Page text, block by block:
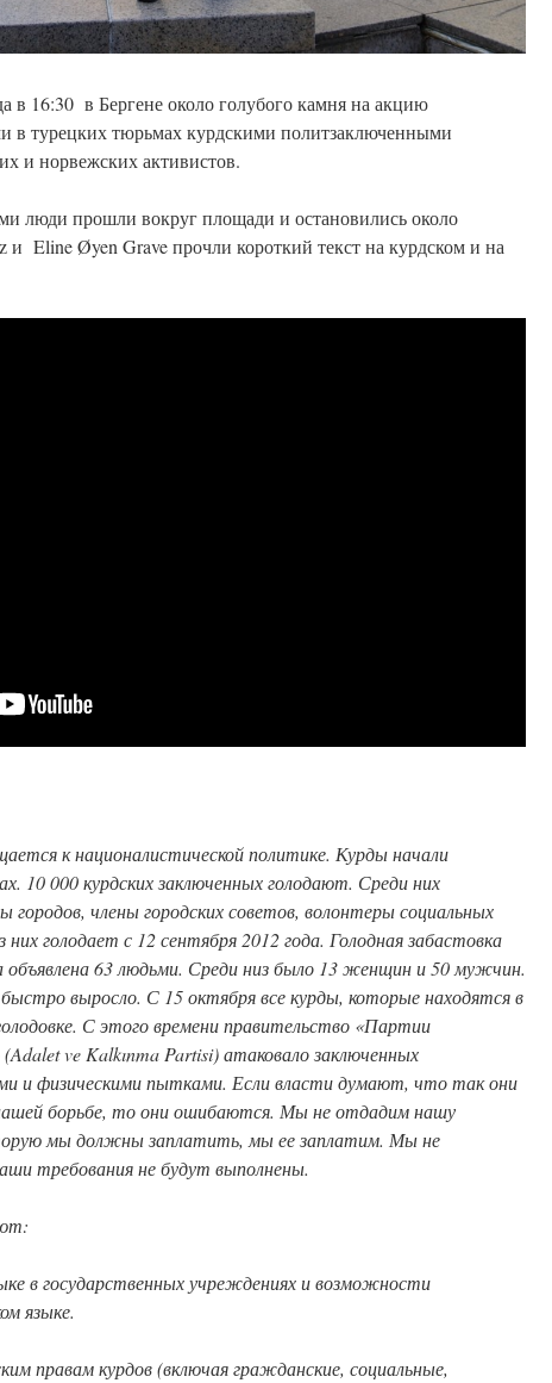
в 16:30 в Бергене около голубого камня на акцию
в турецких тюрьмах курдскими политзаключенными
и норвежских активистов.
люди прошли вокруг площади и остановились около
и Eline Øyen Grave прочли короткий текст на курдском и на
к националистической политике. Курды начали
10 000 курдских заключенных голодают. Среди них
члены городских советов, волонтеры социальных
голодает с 12 сентября 2012 года. Голодная забастовка
объявлена 63 людьми. Среди низ было 13 женщин и 50 мужчин.
быстро выросло. С 15 октября все курды, которые находятся в
С этого времени правительство «Партии
ve Kalkınma Partisi) атаковало заключенных
и физическими пытками. Если власти думают, что так они
борьбе, то они ошибаются. Мы не отдадим нашу
мы должны заплатить, мы ее заплатим. Мы не
требования не будут выполнены.
в государственных учреждениях и возможности
языке.
правам курдов (включая гражданские, социальные,